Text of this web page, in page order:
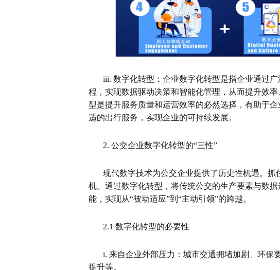
iii. 数字化转型： 企业数字化转型是指企业通过
程，实现数据驱动决策和智能化管理，从而提升效
型是提升服务质量和运营效率的必然选择，有助于
适的出行服务，实现企业的可持续发展。
2. 公交企业数字化转型的“三性”
现代数字技术为公交企业提供了历史性机遇。
机。通过数字化转型，将传统公交的生产要素与数
能，实现从“被动适应”到“主动引领”的跨越。
2.1 数字化转型的必要性
i. 来自企业外部压力： 城市交通拥堵加剧、环保
提升等。